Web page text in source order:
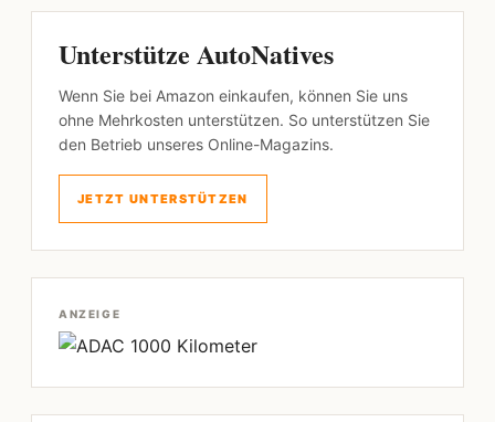
Unterstütze AutoNatives
Wenn Sie bei Amazon einkaufen, können Sie uns
ohne Mehrkosten unterstützen. So unterstützen Sie
den Betrieb unseres Online-Magazins.
JETZT UNTERSTÜTZEN
ANZEIGE